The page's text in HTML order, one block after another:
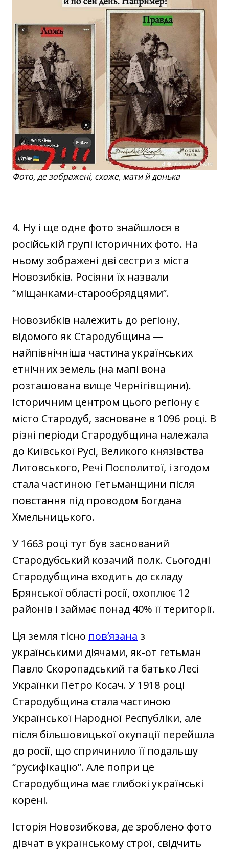
Фото, де зображені, схоже, мати й донька
4. Ну і ще одне фото знайшлося в
російській групі історичних фото. На
ньому зображені дві сестри з міста
Новозибків. Росіяни їх назвали
“міщанками-старообрядцями”.
Новозибків належить до регіону,
відомого як Стародубщина —
найпівнічніша частина українських
етнічних земель (на мапі вона
розташована вище Чернігівщини).
Історичним центром цього регіону є
місто Стародуб, засноване в 1096 році. В
різні періоди Стародубщина належала
до Київської Русі, Великого князівства
Литовського, Речі Посполитої, і згодом
стала частиною Гетьманщини після
повстання під проводом Богдана
Хмельницького.
У 1663 році тут був заснований
Стародубський козачий полк. Сьогодні
Стародубщина входить до складу
Брянської області росії, охоплює 12
районів і займає понад 40% її території.
Ця земля тісно пов’язана з
українськими діячами, як-от гетьман
Павло Скоропадський та батько Лесі
Українки Петро Косач. У 1918 році
Стародубщина стала частиною
Української Народної Республіки, але
після більшовицької окупації перейшла
до росії, що спричинило її подальшу
“русифікацію”. Але попри це
Стародубщина має глибокі українські
корені.
Історія Новозибкова, де зроблено фото
дівчат в українському строї, свідчить